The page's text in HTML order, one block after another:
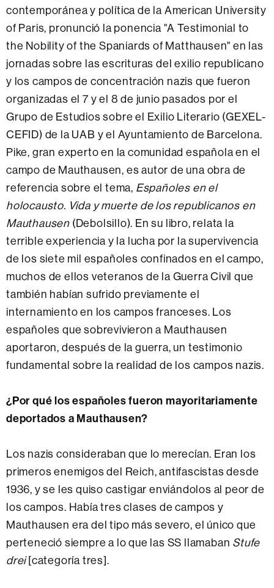
contemporánea y política de la American University
of Paris, pronunció la ponencia "A Testimonial to
the Nobility of the Spaniards of Matthausen" en las
jornadas sobre las escrituras del exilio republicano
y los campos de concentración nazis que fueron
organizadas el 7 y el 8 de junio pasados por el
Grupo de Estudios sobre el Exilio Literario (GEXEL-
CEFID) de la UAB y el Ayuntamiento de Barcelona.
Pike, gran experto en la comunidad española en el
campo de Mauthausen, es autor de una obra de
referencia sobre el tema, Españoles en el
holocausto. Vida y muerte de los republicanos en
Mauthausen (Debolsillo). En su libro, relata la
terrible experiencia y la lucha por la supervivencia
de los siete mil españoles confinados en el campo,
muchos de ellos veteranos de la Guerra Civil que
también habían sufrido previamente el
internamiento en los campos franceses. Los
españoles que sobrevivieron a Mauthausen
aportaron, después de la guerra, un testimonio
fundamental sobre la realidad de los campos nazis.
¿Por qué los españoles fueron mayoritariamente
deportados a Mauthausen?
Los nazis consideraban que lo merecían. Eran los
primeros enemigos del Reich, antifascistas desde
1936, y se les quiso castigar enviándolos al peor de
los campos. Había tres clases de campos y
Mauthausen era del tipo más severo, el único que
perteneció siempre a lo que las SS llamaban Stufe
drei[categoría tres].